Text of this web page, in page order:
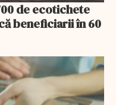
de ecotichete
beneficiarii în 60